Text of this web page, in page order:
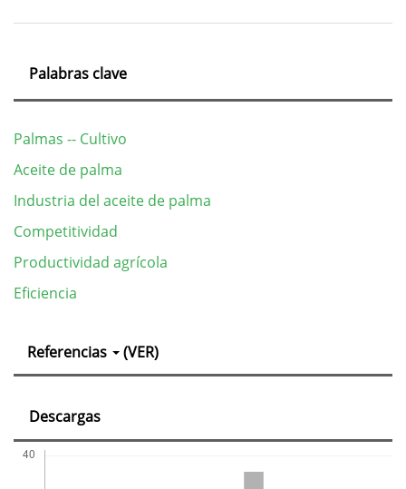
Palabras clave
Palmas -- Cultivo
Aceite de palma
Industria del aceite de palma
Competitividad
Productividad agrícola
Eficiencia
Detalles
del
artículo
Referencias (VER)
Descargas